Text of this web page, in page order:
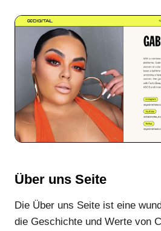
Über uns Seite
Die Über uns Seite ist eine
die Geschichte und Werte von